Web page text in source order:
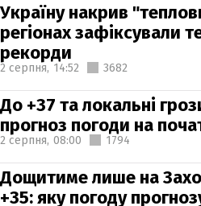
Україну накрив
регіонах зафіксували
рекорди
2 серпня, 14:52 3682
До +37 та локальні
прогноз погоди на
2 серпня, 08:00 1794
Дощитиме лише на
+35: яку погоду